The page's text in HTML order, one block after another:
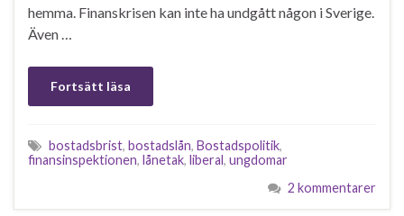
hemma. Finanskrisen kan inte ha undgått någon i Sverige.
Även …
Fortsätt läsa
bostadsbrist, bostadslån, Bostadspolitik,
finansinspektionen, lånetak, liberal, ungdomar
2 kommentarer